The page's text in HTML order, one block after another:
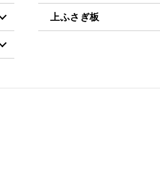
上ふさぎ板